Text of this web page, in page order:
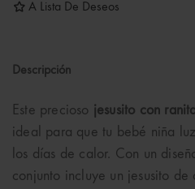
A Lista De Deseos
Descripción
Este precioso jesusito con
ideal para que tu bebé niña
los días de calor. Con un
conjunto incluye un jesusito de